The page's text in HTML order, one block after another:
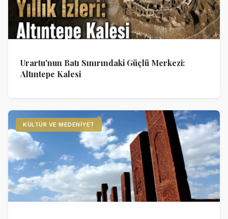
Urartu'nun Batı Sınırındaki Güçlü Merkezi:
Altıntepe Kalesi
KÜLTÜR VE MEDENIYET